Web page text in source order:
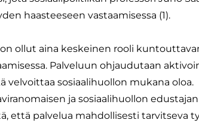
haasteeseen vastaamisessa (1).
ollut aina keskeinen rooli
Palveluun ohjaudutaan
sosiaalihuollon mukana oloa.
ja sosiaalihuollon
että palvelua mahdollisesti tarvitseva